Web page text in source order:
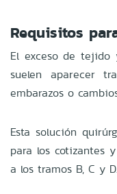
Requisitos
El exceso de
suelen aparecer
embarazos o
Esta solución
para los cotizantes
a los tramos B, C y D.